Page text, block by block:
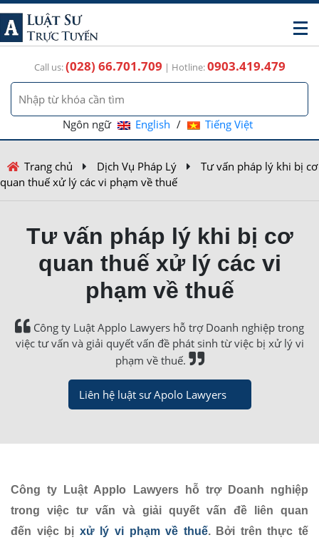
Call us:(028) 66.701.709 | Hotline:0903.419.479
Ngôn ngữ English / Tiếng Việt
Trang chủ Dịch Vụ Pháp Lý
Tư vấn pháp lý khi bị cơ
quan thuế xử lý các vi phạm về thuế
Tư vấn pháp lý khi bị cơ
quan thuế xử lý các vi
phạm về thuế
Công ty Luật Applo Lawyers hỗ trợ Doanh nghiệp trong
việc tư vấn và giải quyết vấn đề phát sinh từ việc bị xử lý vi
phạm về thuế.
Liên hệ luật sư Apolo Lawyers
Công ty Luật Applo Lawyers hỗ trợ Doanh nghiệp
trong việc tư vấn và giải quyết vấn đề liên quan
đến việc bị xử lý vi phạm về thuế. Bởi trên thực tế